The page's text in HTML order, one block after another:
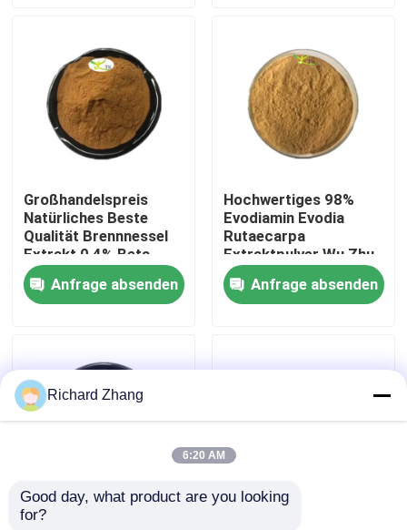
Produkte
Über uns
Qualitätskontrolle
Kontakt mit uns
Pflanzenextraktpulver
Supernahrungsmittelpulver
Kosmetische Rohstoffe
Großhandelspreis
Natürliches Beste
Qualität Brennnessel
Extrakt 0,4% Beta-
Sitosterol Pulver
Anfrage absenden
Hochwertiges 98%
Evodiamin Evodia
Rutaecarpa
Extraktpulver Wu Zhu
Yu Extraktpulver
Anfrage absenden
Großhandelspreis
Richard Zhang
6:20 AM
Good day, what product are you looking
for?